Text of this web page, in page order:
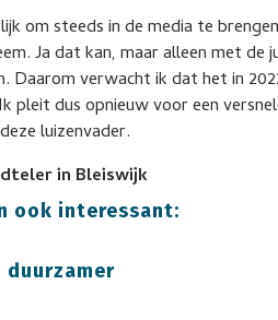
om steeds in de media te
Ja dat kan, maar alleen met
Daarom verwacht ik dat het in
pleit dus opnieuw voor een
luizenvader.
in Bleiswijk
ook interessant:
duurzamer